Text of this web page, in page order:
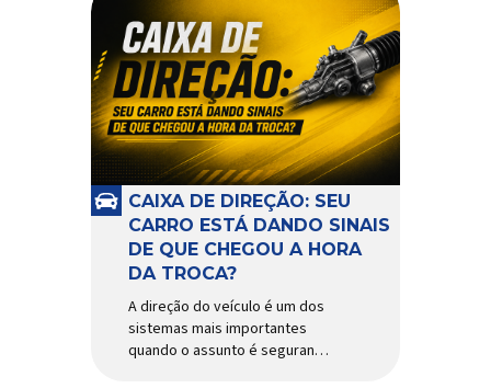
agora mesmo!
CAIXA DE DIREÇÃO: SEU
CARRO ESTÁ DANDO SINAIS
DE QUE CHEGOU A HORA
DA TROCA?
A direção do veículo é um dos
sistemas mais importantes
quando o assunto é segurança,